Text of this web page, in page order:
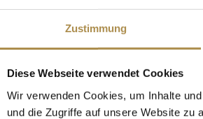
Zustimmung
Diese Webseite verwendet Cookies
Wir verwenden Cookies, um Inhalte
und die Zugriffe auf unsere Website zu